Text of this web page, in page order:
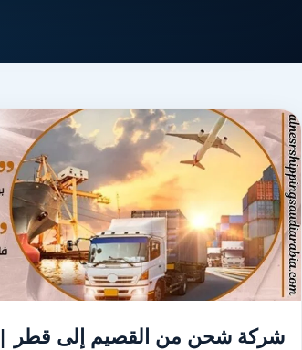
شركة شحن من القصيم إلى قطر |